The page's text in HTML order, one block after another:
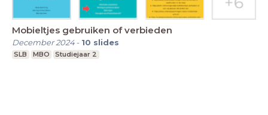
Mobieltjes gebruiken of verbieden
December 2024- 10 slides
SLB MBO Studiejaar 2